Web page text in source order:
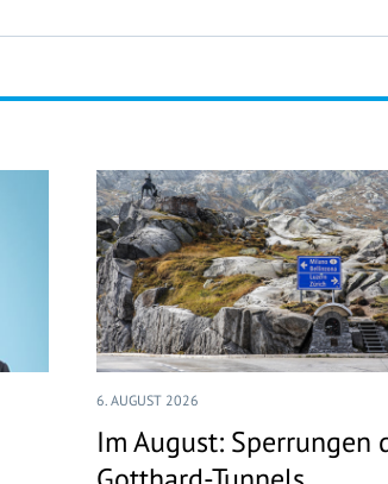
6. AUGUST 2026
Im August: Sperrungen